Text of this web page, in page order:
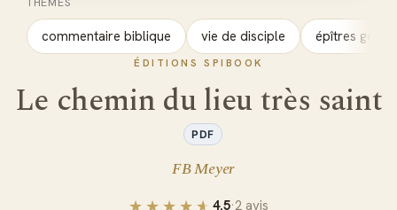
THÈMES
commentaire biblique vie de disciple épîtres
ÉDITIONS SPIBOOK
Le chemin du lieu très saint
PDF
FB Meyer
4.5·2 avis